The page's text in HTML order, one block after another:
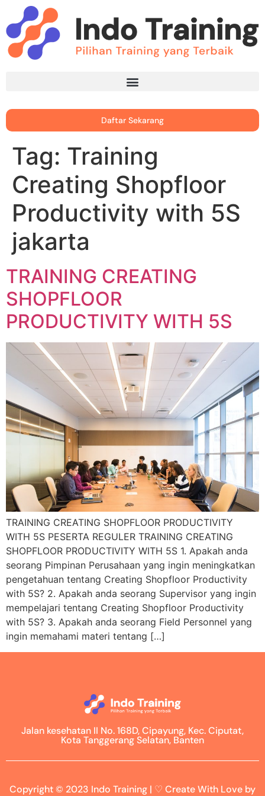
Daftar Sekarang
Tag: Training
Creating Shopfloor
Productivity with 5S
jakarta
TRAINING CREATING
SHOPFLOOR
PRODUCTIVITY WITH 5S
TRAINING CREATING SHOPFLOOR PRODUCTIVITY
WITH 5S PESERTA REGULER TRAINING CREATING
SHOPFLOOR PRODUCTIVITY WITH 5S 1. Apakah anda
seorang Pimpinan Perusahaan yang ingin meningkatkan
pengetahuan tentang Creating Shopfloor Productivity
with 5S? 2. Apakah anda seorang Supervisor yang ingin
mempelajari tentang Creating Shopfloor Productivity
with 5S? 3. Apakah anda seorang Field Personnel yang
ingin memahami materi tentang […]
Jalan kesehatan II No. 168D, Cipayung, Kec. Ciputat,
Kota Tanggerang Selatan, Banten
Copyright © 2023 Indo Training | ♡ Create With Love by